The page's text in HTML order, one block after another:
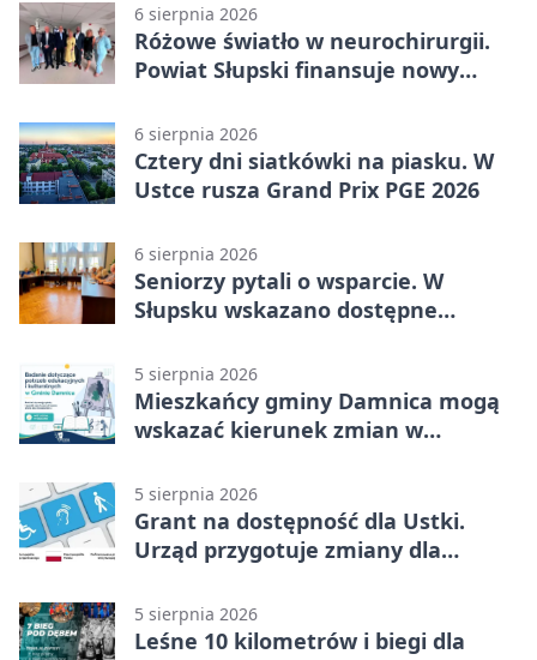
6 sierpnia 2026
Różowe światło w neurochirurgii.
Powiat Słupski finansuje nowy
6 sierpnia 2026
Cztery dni siatkówki na piasku. W
Ustce rusza Grand Prix PGE 2026
6 sierpnia 2026
Seniorzy pytali o wsparcie. W
Słupsku wskazano dostępne
5 sierpnia 2026
Mieszkańcy gminy Damnica mogą
wskazać kierunek zmian w
5 sierpnia 2026
Grant na dostępność dla Ustki.
Urząd przygotuje zmiany dla
5 sierpnia 2026
Leśne 10 kilometrów i biegi dla